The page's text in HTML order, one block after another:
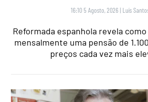
16:10 5 Agosto, 2026 | Luís
Reformada espanhola revela
mensalmente uma pensão de
preços cada vez mais